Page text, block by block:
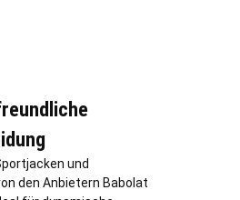
und
den Anbietern Babolat